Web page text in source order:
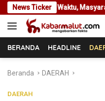
Langsung
ke
konten
News Ticker
Masyarakat Tak Perlu
BERANDA HEADLINE
Beranda DAERAH
DAERAH